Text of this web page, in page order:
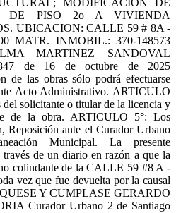
MODIFICACION DE
DE PISO 2o A VIVIENDA
UBICACION: CALLE 59 # 8A -
MATR. INMOBIL.: 370-148573
MARTINEZ SANDOVAL
de 16 de octubre de 2025
las obras sólo podrá efectuarse
Acto Administrativo. ARTICULO
solicitante o titular de la licencia y
de la obra. ARTICULO 5°: Los
Reposición ante el Curador Urbano
Municipal. La presente
de un diario en razón a que la
colindante de la CALLE 59 #8 A -
vez que fue devuelta por la causal
Y CUMPLASE GERARDO
Curador Urbano 2 de Santiago